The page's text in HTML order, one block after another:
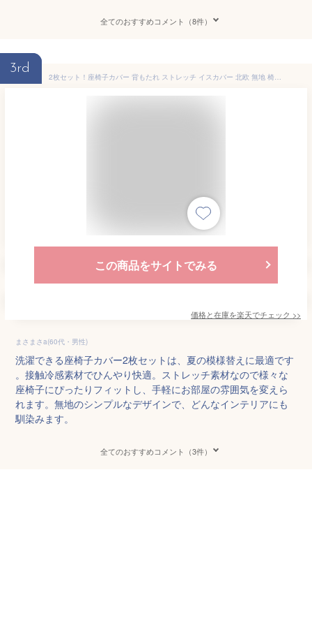
全てのおすすめコメント（8件）
3rd
2枚セット！座椅子カバー 背もたれ ストレッチ イスカバー 北欧 無地 椅子カバー 高級感 フルカバー 洗える 伸縮性 フィットカバー 夏 送料無料 ダイニングチェアカバー 接触冷感 ひんやり 夏用 イスカバー ストレッチ チェアーカバー 背もたれ 椅子カバー フィット
この商品をサイトでみる
価格と在庫を楽天でチェック >>
まさまさa(60代・男性)
洗濯できる座椅子カバー2枚セットは、夏の模様替えに最適です
。接触冷感素材でひんやり快適。ストレッチ素材なので様々な
座椅子にぴったりフィットし、手軽にお部屋の雰囲気を変えら
れます。無地のシンプルなデザインで、どんなインテリアにも
馴染みます。
全てのおすすめコメント（3件）